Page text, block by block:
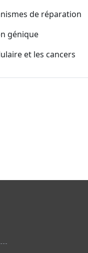
de réparation
génique
et les cancers